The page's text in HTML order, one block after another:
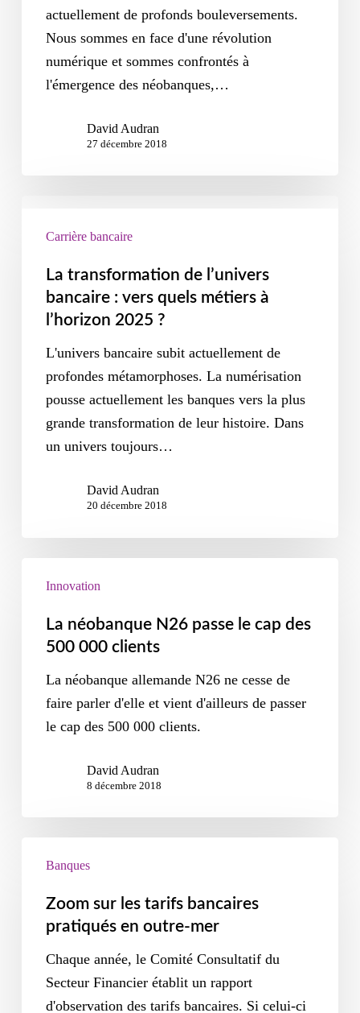
actuellement de profonds bouleversements.
Nous sommes en face d'une révolution
numérique et sommes confrontés à
l'émergence des néobanques,…
David Audran
27 décembre 2018
Carrière bancaire
La transformation de l’univers
bancaire : vers quels métiers à
l’horizon 2025 ?
L'univers bancaire subit actuellement de
profondes métamorphoses. La numérisation
pousse actuellement les banques vers la plus
grande transformation de leur histoire. Dans
un univers toujours…
David Audran
20 décembre 2018
Innovation
La néobanque N26 passe le cap des
500 000 clients
La néobanque allemande N26 ne cesse de
faire parler d'elle et vient d'ailleurs de passer
le cap des 500 000 clients.
David Audran
8 décembre 2018
Banques
Zoom sur les tarifs bancaires
pratiqués en outre-mer
Chaque année, le Comité Consultatif du
Secteur Financier établit un rapport
d'observation des tarifs bancaires. Si celui-ci